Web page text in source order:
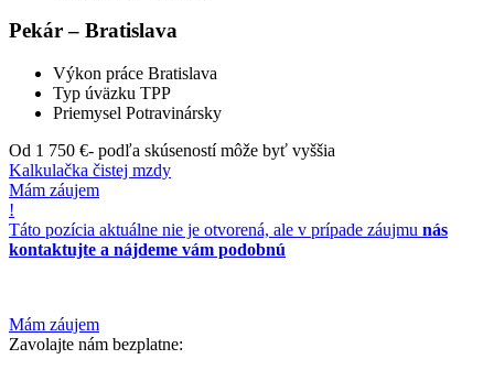
Pekár – Bratislava
Výkon práce Bratislava
Typ úväzku TPP
Priemysel Potravinársky
Od 1 750 €- podľa skúseností môže byť vyššia
Kalkulačka čistej mzdy
Mám záujem
!
Táto pozícia aktuálne nie je otvorená, ale v prípade záujmu nás
kontaktujte a nájdeme vám podobnú
Mám záujem
Zavolajte nám bezplatne: